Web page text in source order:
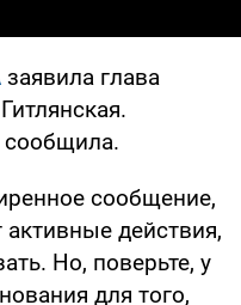
заявила глава
сообщение,
действия,
Но, поверьте, у
для того,